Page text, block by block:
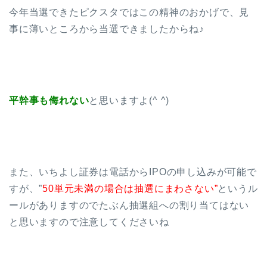
今年当選できたピクスタではこの精神のおかげで、見
事に薄いところから当選できましたからね♪
平幹事も侮れないと思いますよ(^ ^)
また、いちよし証券は電話からIPOの申し込みが可能で
すが、”50単元未満の場合は抽選にまわさない”というル
ールがありますのでたぶん抽選組への割り当てはない
と思いますので注意してくださいね